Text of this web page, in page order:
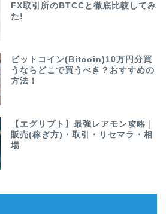
FX取引所のBTCCと徹底比較してみ
た!
ビットコイン(Bitcoin)10万円分買
うならどこで買うべき？おすすめの
方法！
【エグリプト】最強レアモン攻略｜
販売(稼ぎ方)・取引・リセマラ・相
場